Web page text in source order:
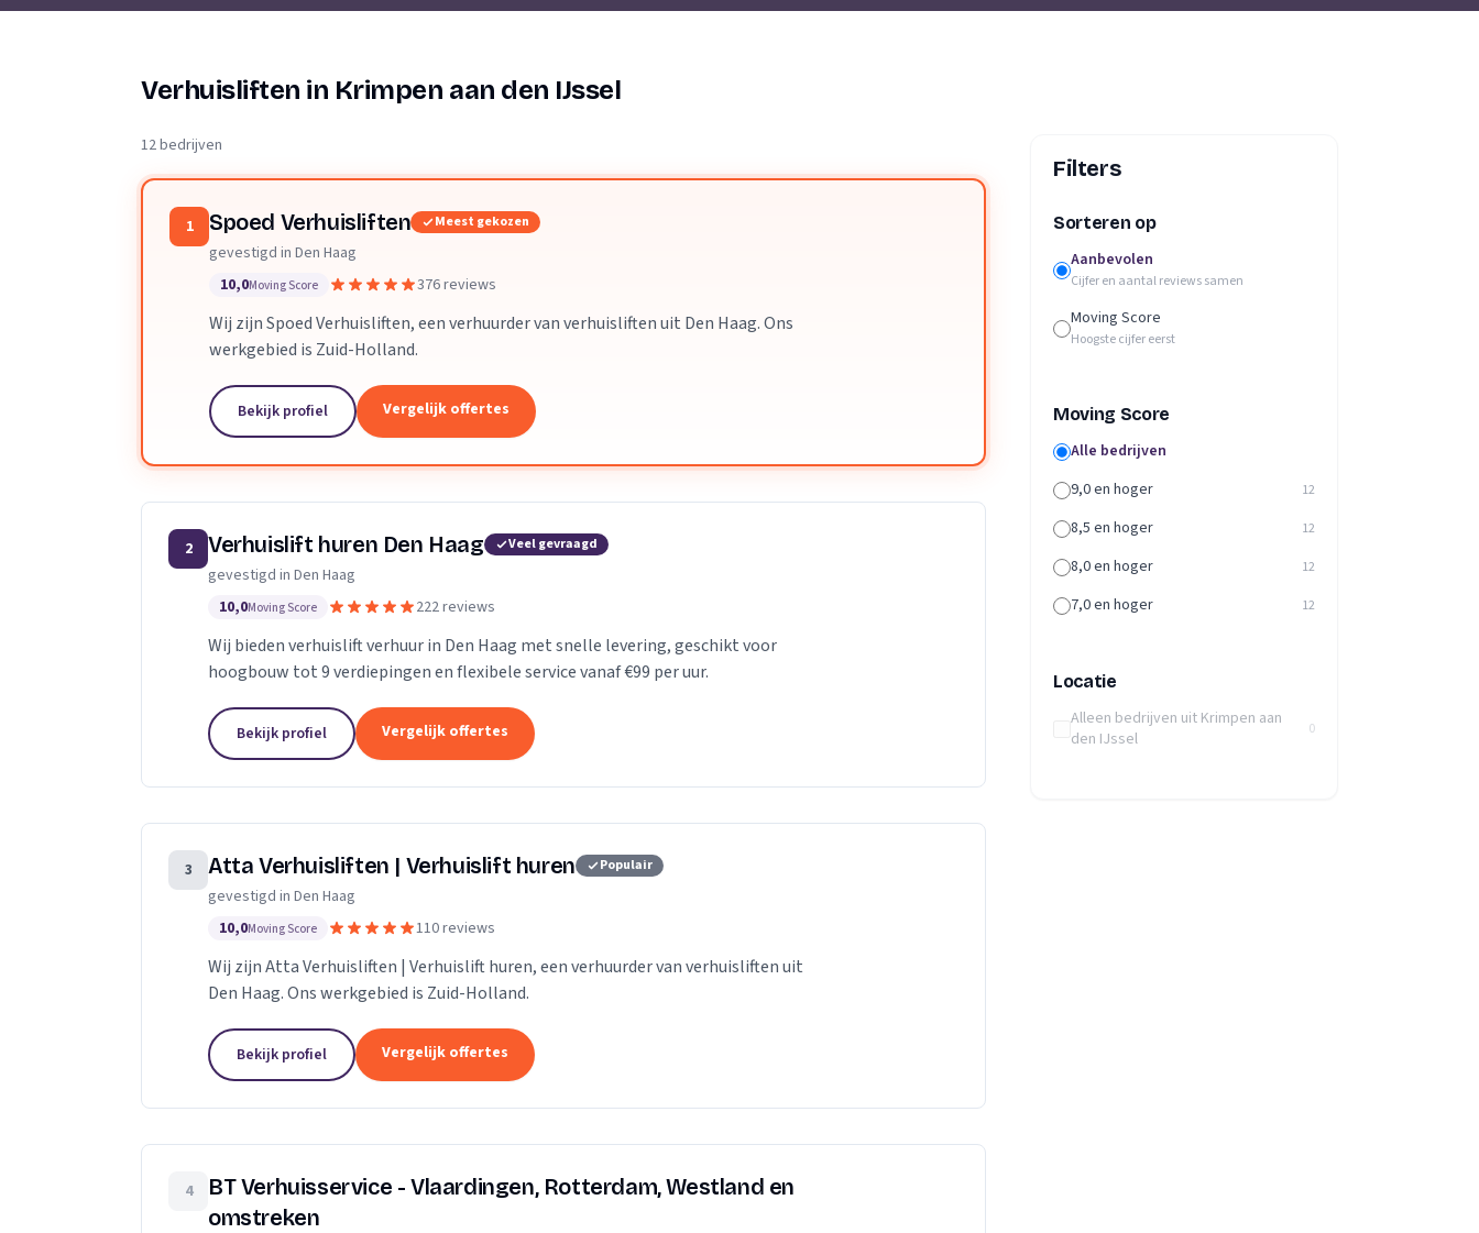
Verhuisliften in Krimpen aan den IJssel
12 bedrijven
1 Spoed Verhuisliften Meest gekozen
gevestigd in Den Haag
10,0Moving Score 376 reviews
Wij zijn Spoed Verhuisliften, een verhuurder van verhuisliften uit Den Haag. Ons
werkgebied is Zuid-Holland.
Bekijk profiel Vergelijk offertes
2 Verhuislift huren Den Haag Veel gevraagd
gevestigd in Den Haag
10,0Moving Score 222 reviews
Wij bieden verhuislift verhuur in Den Haag met snelle levering, geschikt voor
hoogbouw tot 9 verdiepingen en flexibele service vanaf €99 per uur.
Bekijk profiel Vergelijk offertes
3 Atta Verhuisliften | Verhuislift huren Populair
gevestigd in Den Haag
10,0Moving Score 110 reviews
Wij zijn Atta Verhuisliften | Verhuislift huren, een verhuurder van verhuisliften uit
Den Haag. Ons werkgebied is Zuid-Holland.
Bekijk profiel Vergelijk offertes
4
BT Verhuisservice - Vlaardingen, Rotterdam, Westland en
omstreken
Filters
Sorteren op
Aanbevolen
Cijfer en aantal reviews samen
Moving Score
Hoogste cijfer eerst
Moving Score
Alle bedrijven
9,0 en hoger
12
8,5 en hoger 12
8,0 en hoger 12
7,0 en hoger 12
Locatie
Alleen bedrijven uit Krimpen aan
den IJssel
0